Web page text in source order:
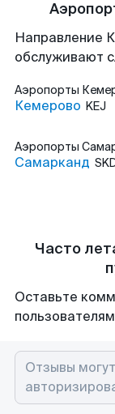
Направление
обслуживают
Аэропорты
Кемерово KEJ
Аэропорты
Самарканд
Часто
Оставьте